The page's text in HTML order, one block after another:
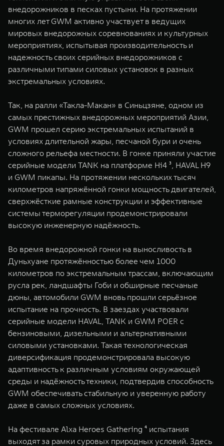
внедорожников в песках пустыни. На протяжении
многих лет GWM активно участвует в ведущих
мировых внедорожных соревнованиях и культурных
мероприятиях, испытывая производительность и
надежность своих серийных внедорожников с
различными типами силовых установок в разных
экстремальных условиях.
Так, на ралли «Такла-Макан» в Синьцзяне, одном из
самых престижных внедорожных мероприятий Азии,
GWM прошел серию экстремальных испытаний в
условиях длительной жары, песчаной бури и очень
сложного рельефа местности. В гонке приняли участие
серийные модели TANK на платформе Hi4 ³, HAVAL H9
и GWM пикапы. На протяжении нескольких тысяч
километров напряжённой гонки мощность двигателей,
сверхжёсткие рамные конструкции и эффективные
системы терморегуляции продемонстрировали
высокую инженерную надёжность.
Во время внедорожной гонки на выносливость в
Дуньхуане протяжённостью более чем 1000
километров по экстремальным трассам, включающим
русла рек, ландшафты Гоби и обширные песчаные
дюны, автомобили GWM вновь прошли серьёзное
испытание на прочность. В заездах участвовали
серийные модели HAVAL, TANK и GWM POER с
бензиновыми, дизельными и альтернативными
силовыми установками. Такая технологическая
диверсификация продемонстрировала высокую
адаптивность к различным условиям окружающей
среды и надёжность техники, подтвердив способность
GWM обеспечивать стабильную и уверенную работу
даже в самых сложных условиях.
На фестивале Alxa Heroes Gathering ⁴ испытания
выходят за рамки суровых природных условий. Здесь